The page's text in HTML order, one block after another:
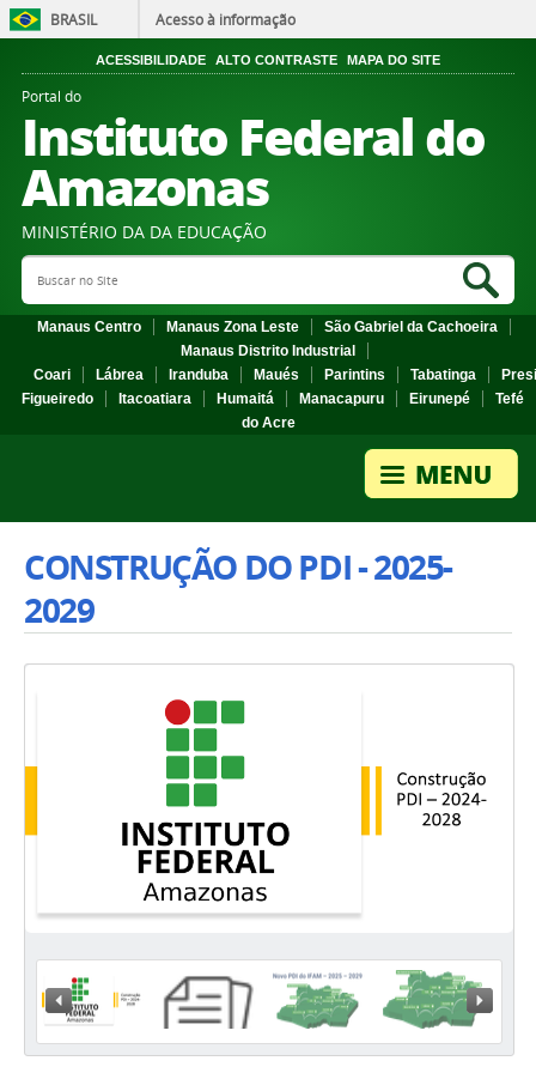
BRASIL Acesso à informação
ACESSIBILIDADE ALTO CONTRASTE MAPA DO SITE
Portal do
Instituto Federal do
Amazonas
MINISTÉRIO DA DA EDUCAÇÃO
Search Site
Manaus Centro Manaus Zona Leste
São Gabriel da Cachoeira
Manaus Distrito Industrial
Coari
Lábrea Iranduba Maués Parintins Tabatinga
Figueiredo
Itacoatiara Humaitá Manacapuru Eirunepé
Tefé
do Acre
CONSTRUÇÃO DO PDI - 2025-
2029
« Previous